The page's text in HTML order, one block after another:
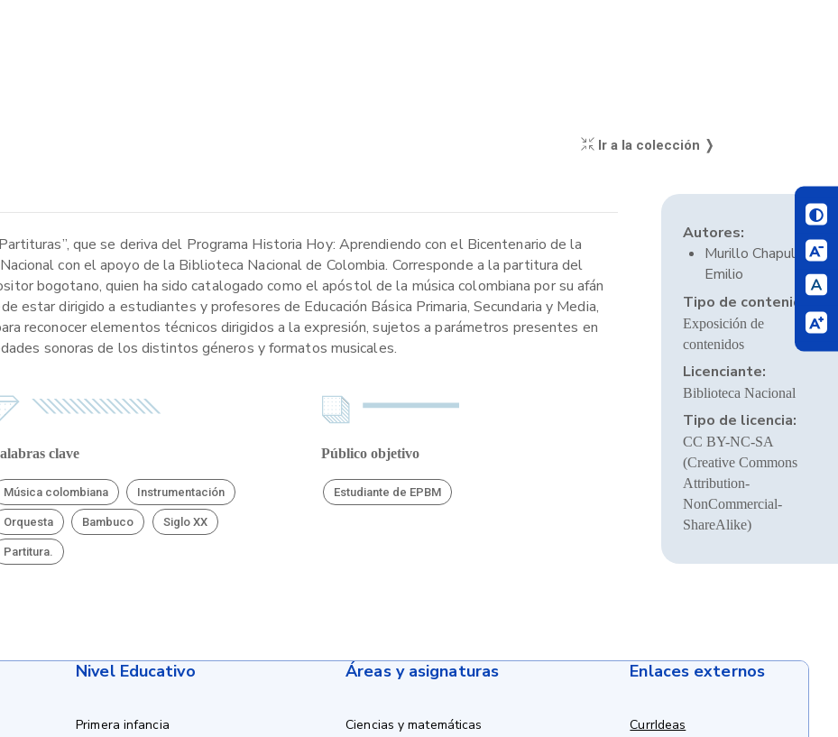
Ir a la colección ❭
que se deriva del Programa Historia Hoy: Aprendiendo con el Bicentenario de la
con el apoyo de la Biblioteca Nacional de Colombia. Corresponde a la partitura del
bogotano, quien ha sido catalogado como el apóstol de la música colombiana por su afán
estar dirigido a estudiantes y profesores de Educación Básica Primaria, Secundaria y Media,
reconocer elementos técnicos dirigidos a la expresión, sujetos a parámetros presentes en
sonoras de los distintos géneros y formatos musicales.
clave
Música colombiana Instrumentación
Orquesta Bambuco Siglo XX
Partitura.
Público objetivo
Estudiante de EPBM
Autores:
Murillo Chapull,
Emilio
Tipo de contenido:
Exposición de
contenidos
Licenciante:
Biblioteca Nacional
Tipo de licencia:
CC BY-NC-SA
(Creative Commons
Attribution-
NonCommercial-
ShareAlike)
Nivel Educativo
Primera infancia
Áreas y asignaturas
Ciencias y matemáticas
Enlaces externos
CurrIdeas